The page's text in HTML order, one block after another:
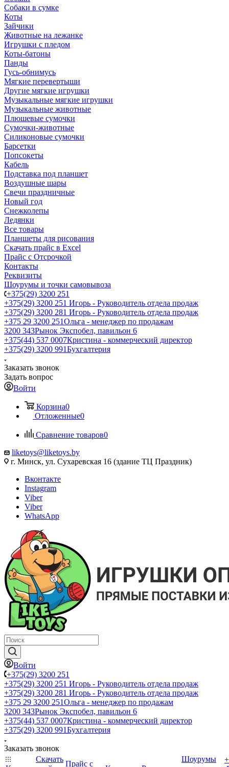
Собаки в сумке
Коты
Зайчики
Животные на лежанке
Игрушки с пледом
Коты-батоны
Панды
Гусь-обнимусь
Мягкие перевертыши
Другие мягкие игрушки
Музыкальные мягкие игрушки
Музыкальные животные
Плюшевые сумочки
Сумочки-животные
Силиконовые сумочки
Барсетки
Попсокеты
Кабель
Подставка под планшет
Воздушные шары
Свечи праздничные
Новый год
Снежколепы
Ледянки
Все товары
Планшеты для рисования
Скачать прайс в Excel
Прайс с Отсрочкой
Контакты
Реквизиты
Шоурумы и точки самовывоза
+375(29) 3200 251
+375(29) 3200 251 Игорь - Руководитель отдела продаж
+375(29) 3200 281 Игорь - Руководитель отдела продаж
+З75 29 3200 251Ольга - менеджер по продажам
3200 343Рынок Экспобел, павильон 6
+375(44) 537 0007Кристина - коммерческий директор
+375(29) 3200 991Бухгалтерия
Заказать звонок
Задать вопрос
Войти
Корзина0
Отложенные0
Сравнение товаров0
liketoys@liketoys.by
г. Минск, ул. Сухаревская 16 (здание ТЦ Праздник)
Вконтакте
Instagram
Viber
Viber
WhatsApp
Войти
+375(29) 3200 251
+375(29) 3200 251 Игорь - Руководитель отдела продаж
+375(29) 3200 281 Игорь - Руководитель отдела продаж
+З75 29 3200 251Ольга - менеджер по продажам
3200 343Рынок Экспобел, павильон 6
+375(44) 537 0007Кристина - коммерческий директор
+375(29) 3200 991Бухгалтерия
Заказать звонок
Скачать
Прайс с
Шоурумы
+